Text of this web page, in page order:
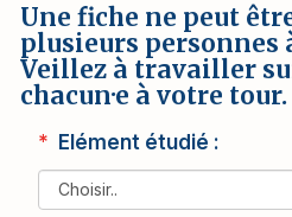
Une fiche ne peut
plusieurs personnes
Veillez à travailler
chacun·e à votre tour.
Elément étudié